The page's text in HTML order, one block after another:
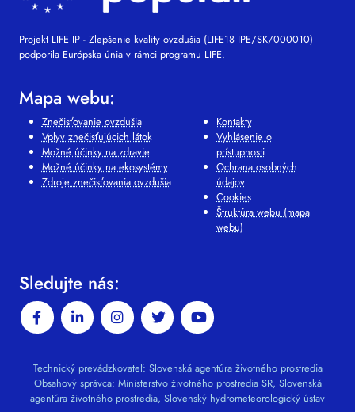
Projekt LIFE IP - Zlepšenie kvality ovzdušia (LIFE18 IPE/SK/000010)
podporila Európska únia v rámci programu LIFE.
Mapa webu:
Znečisťovanie ovzdušia
Vplyv znečisťujúcich látok
Možné účinky na zdravie
Možné účinky na ekosystémy
Zdroje znečisťovania ovzdušia
Kontakty
Vyhlásenie o
prístupnosti
Ochrana osobných
údajov
Cookies
Štruktúra webu (mapa
webu)
Sledujte nás:
Technický prevádzkovateľ: Slovenská agentúra životného prostredia
Obsahový správca: Ministerstvo životného prostredia SR, Slovenská
agentúra životného prostredia, Slovenský hydrometeorologický ústav